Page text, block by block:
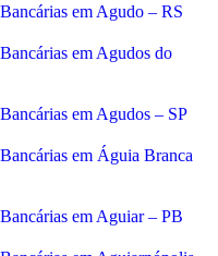
em Agudo – RS
em Agudos do
em Agudos – SP
em Águia Branca
em Aguiar – PB